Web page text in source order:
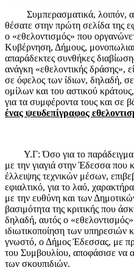
Συμπερασματικά, λοιπόν,
θέσατε στην πρώτη σελίδα της
ο «εθελοντισμός» που
Κυβέρνηση, Δήμους,
απαράδεκτες συνθήκες
ανάγκη «εθελοντικής δράσης»,
σε όφελος των ίδιων, δηλαδή,
ομίλων και του αστικού
για τα συμφέροντα τους και σε
ένας ψευδεπίγραφος
Υ.Γ: Όσο για το παράδειγμα
με την γιαγιά στην Έδεσσα που
έλλειψης τεχνικών μέσων,
εφιαλτικό, για το λαό,
με την ευθύνη και των
βασιμότητα της κριτικής που
δηλαδή, αυτός ο
ιδιωτικοποίηση των υπηρεσιών
γνωστό, ο Δήμος Έδεσσας, με
του Συμβουλίου, αποφάσισε να
των σκουπιδιών.